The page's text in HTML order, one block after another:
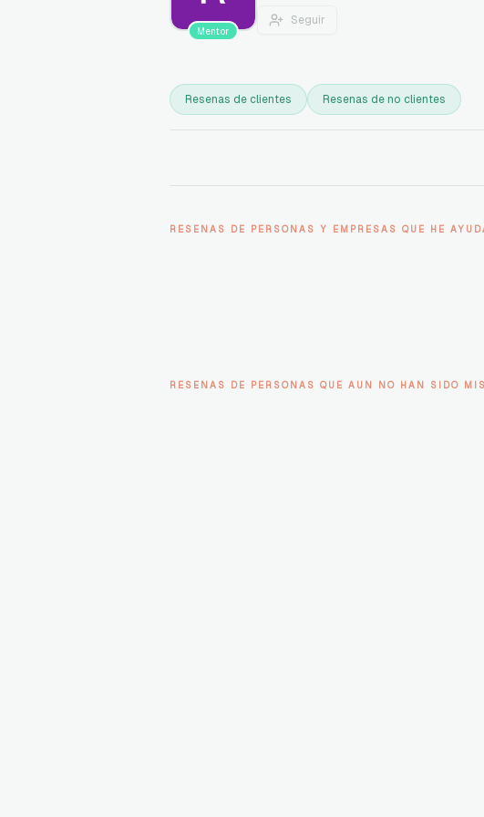
Mentor
Seguir
Resenas de clientes Resenas de no clientes
RESENAS DE PERSONAS Y EMPRESAS QUE HE
RESENAS DE PERSONAS QUE AUN NO HAN SIDO